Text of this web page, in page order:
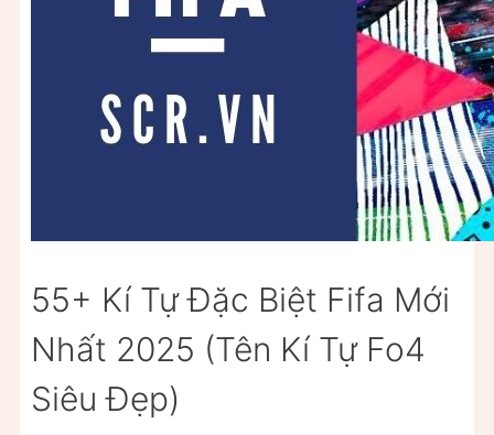
55+ Kí Tự Đặc Biệt Fifa Mới
Nhất 2025 (Tên Kí Tự Fo4
Siêu Đẹp)